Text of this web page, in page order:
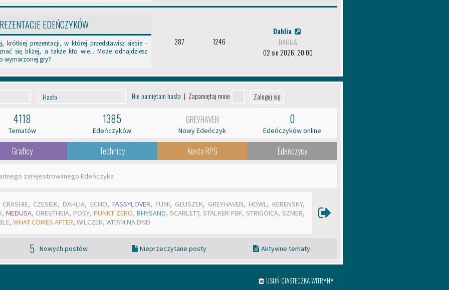
EDEŃCZYKÓW
krótkiej prezentacji, w której przedstawisz siebie -
się bliżej, a także kto wie... Może odnajdziesz
wymarzonej gry?
287 1246
Dahlia
DAHLIA
02 sie 2026, 20:00
Nie pamiętam hasła | Zapamiętaj mnie
4118
Tematów
1385
Edeńczyków
GREYHAVEN
Nowy Edeńczyk
0
Edeńczyków online
Graficy Technicy Konta RPG Edeńczycy
zarejestrowanego Edeńczyka
CRASHIE, CZESIEK, DAHLIA, ECHO, FASSYLOVER, FUMI, GŁUSZEK, GREYHAVEN, HOWL, KERENSKY,
,MEDUSA, ORESTHEIA, POSY, PUNKT ZERO, RHYSAND, SCARLETT, STALKER PBF,STRIGOICA,SZMER,
, WHAT COMES AFTER, WILCZEK, WITAMINA DND
5 Nowych postów Nieprzeczytane posty Aktywne tematy
USUŃ CIASTECZKA WITRYNY